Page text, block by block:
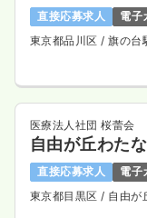
気にな
日勤のみ（パート
給与 お問い合わせく
時間 8:30～16:30
気にな
直接応募求人
電子
東京都品川区 / 旗の台
医療法人社団 桜蕾会
自由が丘わた
直接応募求人
電子
東京都目黒区 / 自由が